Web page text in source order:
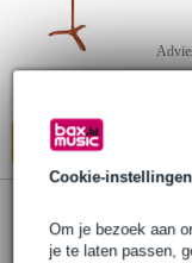
Cookie-
Om je bezoek aan
je te laten passen,